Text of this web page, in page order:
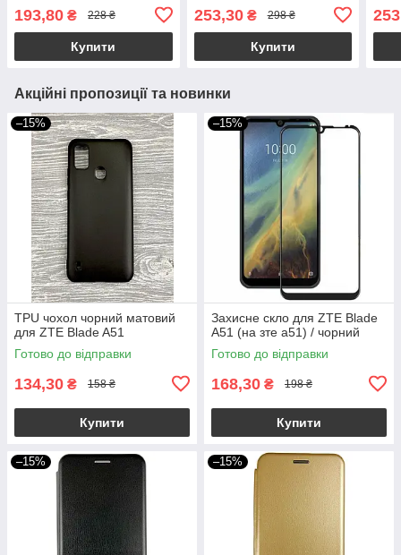
193,80 ₴ 228 ₴
Купити
253,30₴ 298 ₴
Купити
Акційні пропозиції та новинки
–15%
TPU чохол чорний матовий
для ZTE Blade A51
Готово до відправки
134,30 ₴ 158 ₴
Купити
–15%
Захисне скло для ZTE Blade
A51 (на зте а51) / чорний
Готово до відправки
168,30 ₴ 198 ₴
Купити
–15% –15%